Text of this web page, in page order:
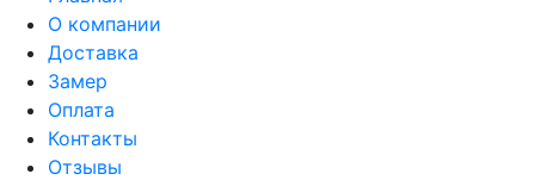
О компании
Доставка
Замер
Оплата
Контакты
Отзывы